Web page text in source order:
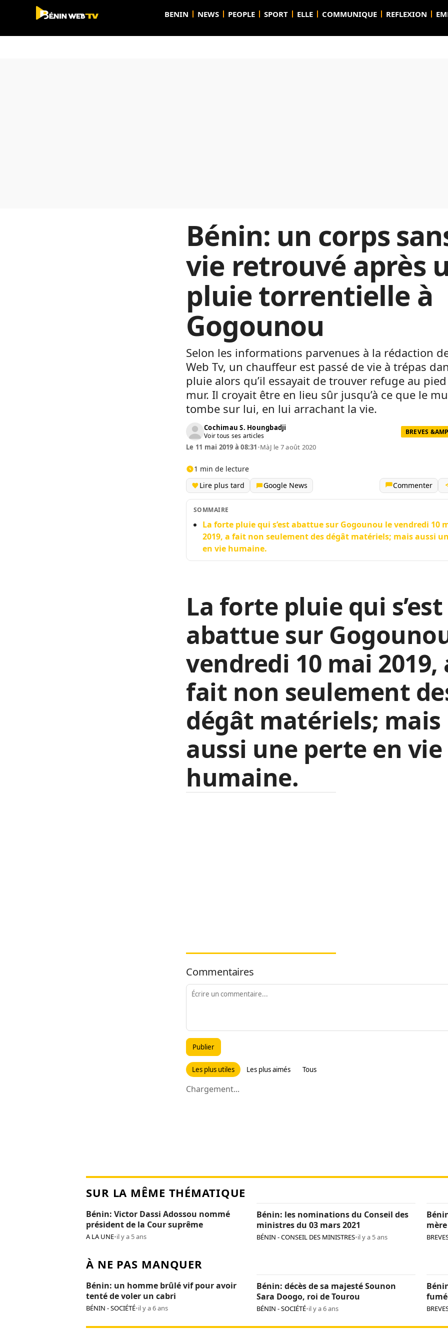
BENIN NEWS PEOPLE SPORT ELLE COMMUNIQUE REFLEXION
Bénin: un corps
vie retrouvé après
pluie torrentielle à
Gogounou
Selon les informations parvenues à la rédaction
Web Tv, un chauffeur est passé de vie à trépas
pluie alors qu’il essayait de trouver refuge au pied
mur. Il croyait être en lieu sûr jusqu’à ce que le
tombe sur lui, en lui arrachant la vie.
Cochimau S. Houngbadji
Voir tous ses articles BREVES
Le 11 mai 2019 à 08:31•MàJ le 7 août 2020
1 min de lecture
Lire plus tard
Google News Commenter
SOMMAIRE
La forte pluie qui s’est abattue sur Gogounou le vendredi 10
2019, a fait non seulement des dégât matériels; mais aussi
en vie humaine.
La forte pluie qui s’est
abattue sur
vendredi 10 mai 2019,
fait non seulement
dégât matériels; mais
aussi une perte en vie
humaine.
Commentaires
Publier
Les plus utiles Les plus aimés Tous
Chargement...
SUR LA MÊME THÉMATIQUE
Bénin: Victor Dassi Adossou nommé
président de la Cour suprême
A LA UNE•il y a 5 ans
Bénin: les nominations du Conseil des
ministres du 03 mars 2021
BÉNIN - CONSEIL DES MINISTRES•il y a 5 ans
À NE PAS MANQUER
Bénin: un homme brûlé vif pour avoir
tenté de voler un cabri
BÉNIN - SOCIÉTÉ•il y a 6 ans
Bénin: décès de sa majesté Sounon
Sara Doogo, roi de Tourou
BÉNIN - SOCIÉTÉ•il y a 6 ans